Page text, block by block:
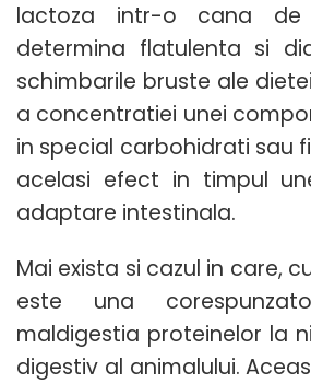
lactoza intr-o cana
determina flatulenta si
schimbarile bruste ale
a concentratiei unei
in special carbohidrati sau
acelasi efect in timpul
adaptare intestinala.
Mai exista si cazul in care,
este una
maldigestia proteinelor la
digestiv al animalului.